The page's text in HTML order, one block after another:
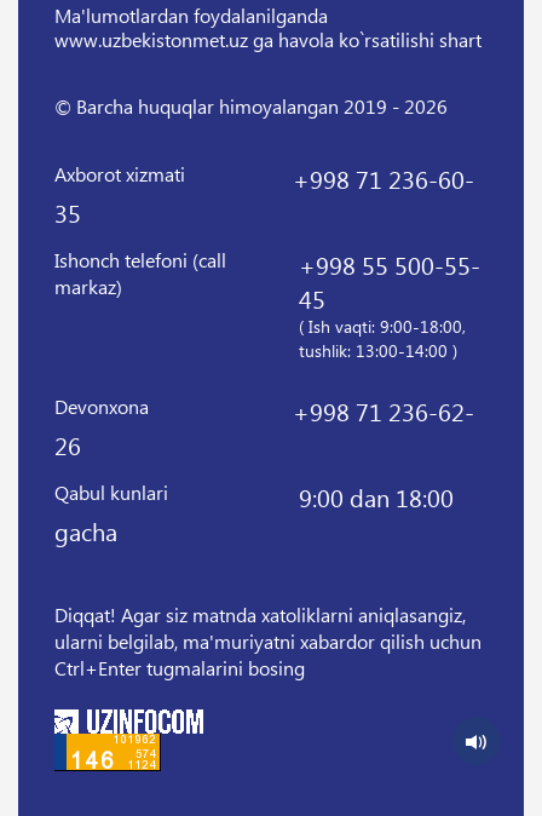
Ma'lumotlardan foydalanilganda
www.uzbekistonmet.uz ga havola ko`rsatilishi shart
© Barcha huquqlar himoyalangan 2019 - 2026
Axborot xizmati
+998 71 236-60-
35
Ishonch telefoni (call
markaz)
+998 55 500-55-
45
( Ish vaqti: 9:00-18:00,
tushlik: 13:00-14:00 )
Devonxona
+998 71 236-62-
26
Qabul kunlari
9:00 dan 18:00
gacha
Diqqat! Agar siz matnda xatoliklarni aniqlasangiz,
ularni belgilab, ma'muriyatni xabardor qilish uchun
Ctrl+Enter tugmalarini bosing